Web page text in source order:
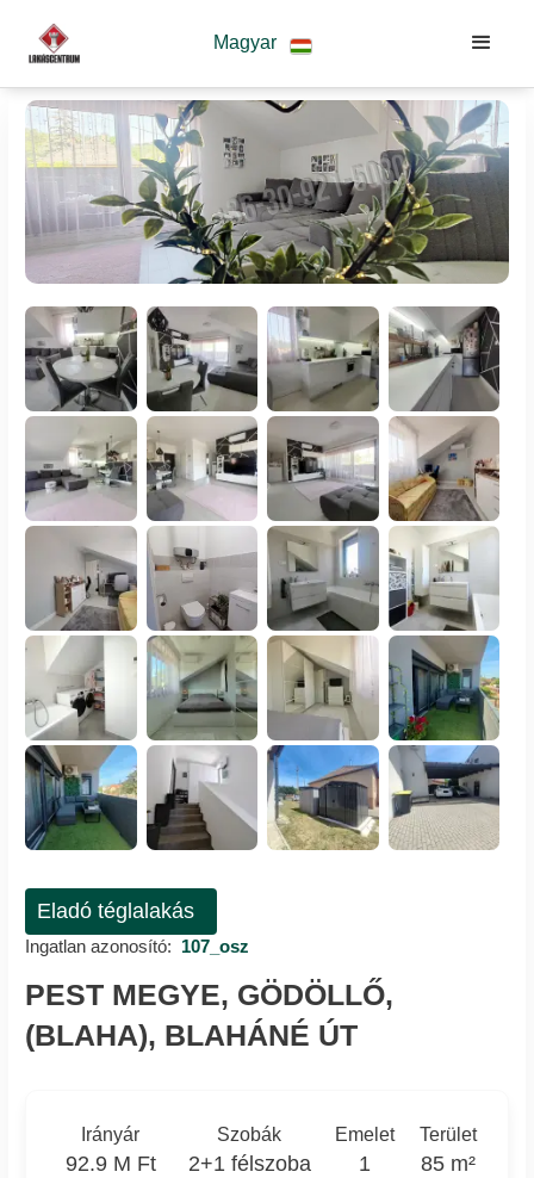
Magyar
Eladó téglalakás
Ingatlan azonosító: 107_osz
PEST MEGYE, GÖDÖLLŐ,
(BLAHA), BLAHÁNÉ ÚT
Irányár
92.9 M Ft
Szobák
2+1 félszoba
Emelet
1
Terület
85 m²